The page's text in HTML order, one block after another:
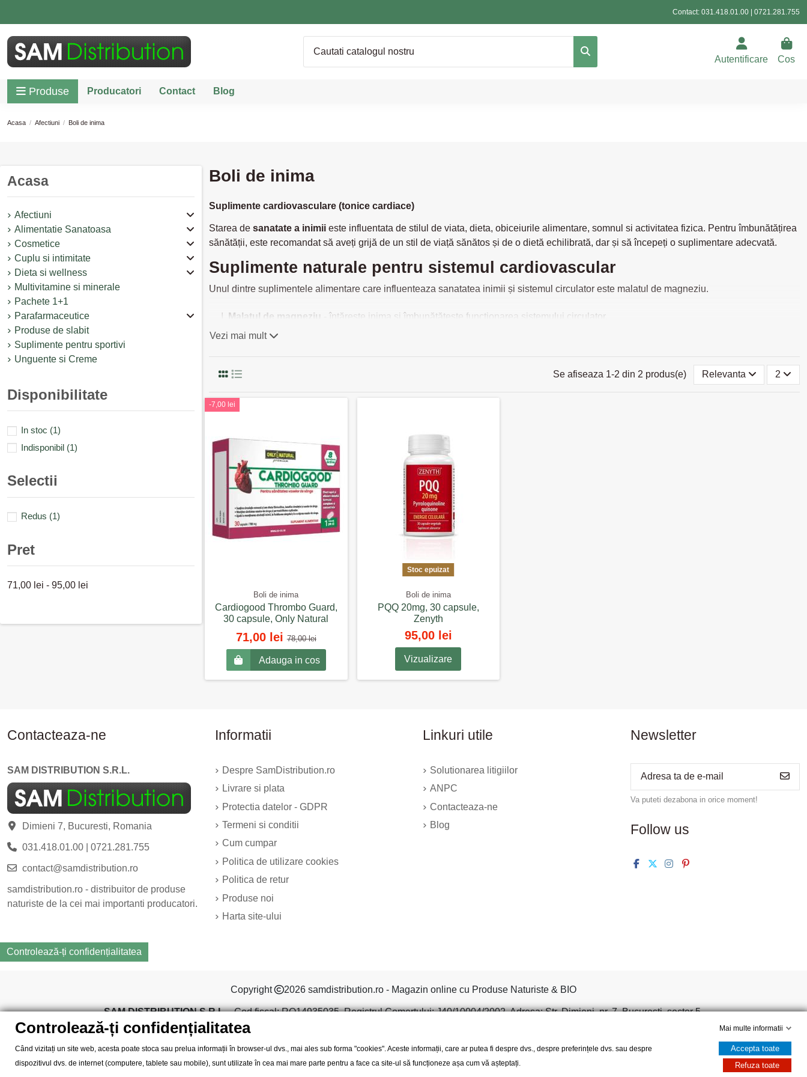
Contact: 031.418.01.00 0721.281.755
Autentificare Cos
Produse Producatori Contact Blog
Acasa Afectiuni Boli de inima
Boli de inima
Suplimente cardiovasculare (tonice cardiace)
Starea de sanatate a inimii este influentata de stilul de viata, dieta, obiceiurile alimentare, somnul si activitatea fizica. Pentru îmbunătățirea
sănătății, este recomandat să aveți grijă de un stil de viață sănătos și de o dietă echilibrată, dar și să începeți o suplimentare adecvată.
Suplimente naturale pentru sistemul cardiovascular
Unul dintre suplimentele alimentare care influenteaza sanatatea inimii și sistemul circulator este malatul de magneziu.
Malatul de magneziu
- întărește inima și îmbunătățește funcționarea sistemului circulator.
Suplimente cu Vitamina D
Citratul de potasiu reglează tensiunea arterială adecvată, funcționarea sistemului circulator și activitatea inimii prin întărirea
Trifoiul roșu -
Comanda online suplimente pentru inima
reduce colesterolul, luați suplimente cu Omega 3
scăderea tensiunii arteriale, la fel ca extractul de păducel sau de moringa. Pentru a crește producția de globule roșii care transportă oxigen,
suplimentele de fier sau vitamina B12 sunt de ajutor. Iar, pentru a evita problemele de circulație, există vasodilatatoare naturale precum
ghimbirul, gingko biloba sau gheara de pisică.
Vezi mai mult
Se afiseaza 1-2 din 2 produs(e) Relevanta 2
-7,00 lei
Boli de inima
Cardiogood Thrombo Guard,
30 capsule, Only Natural
71,00 lei78,00 lei
Adauga in cos
Stoc epuizat
Boli de inima
PQQ 20mg, 30 capsule,
Zenyth
95,00 lei
Vizualizare
Acasa
Afectiuni
Alimentatie Sanatoasa
Cosmetice
Cuplu si intimitate
Dieta si wellness
Multivitamine si minerale
Pachete 1+1
Parafarmaceutice
Produse de slabit
Suplimente pentru sportivi
Unguente si Creme
Disponibilitate
In stoc (1)
Indisponibil (1)
Selectii
Redus (1)
Pret
71,00 lei - 95,00 lei
Contacteaza-ne
SAM DISTRIBUTION S.R.L.
Dimieni 7, Bucuresti, Romania
031.418.01.00| 0721.281.755
contact@samdistribution.ro
samdistribution.ro - distribuitor de produse
naturiste de la cei mai importanti producatori.
Informatii
Despre SamDistribution.ro
Livrare si plata
Protectia datelor - GDPR
Termeni si conditii
Cum cumpar
Politica de utilizare cookies
Politica de retur
Produse noi
Harta site-ului
Linkuri utile
Solutionarea litigiilor
ANPC
Contacteaza-ne
Blog
Newsletter
Va puteti dezabona in orice moment!
Follow us
Controlează-ți confidențialitatea
Copyright 2026 samdistribution.ro - Magazin online cu Produse Naturiste & BIO
SAM DISTRIBUTION S.R.L.- Cod fiscal: RO14935035, Registrul Comertului: J40/10004/2002, Adresa: Str. Dimieni, nr. 7, Bucuresti, sector 5.
Controlează-ți confidențialitatea
Când vizitați un site web, acesta poate stoca sau prelua informații în browser-ul dvs., mai ales sub forma "cookies". Aceste informații, care ar putea fi despre dvs., despre preferințele dvs. sau despre
dispozitivul dvs. de internet (computere, tablete sau mobile), sunt utilizate în cea mai mare parte pentru a face ca site-ul să funcționeze așa cum vă așteptați.
Mai multe informatii
Accepta toate
Refuza toate